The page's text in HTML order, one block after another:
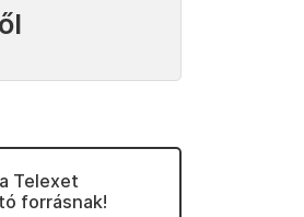
Telexet
forrásnak!